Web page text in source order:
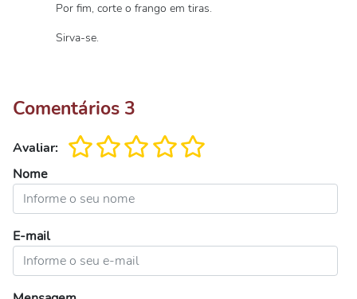
Por fim, corte o frango em tiras.
Sirva-se.
Comentários 3
Avaliar:
Nome
E-mail